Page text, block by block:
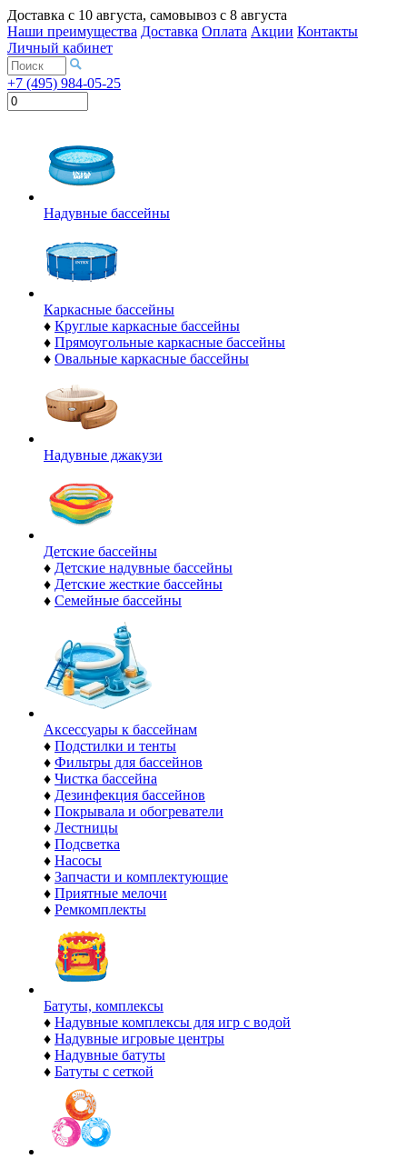
Доставка с 10 августа, самовывоз с 8 августа
Наши преимущества Доставка Оплата Акции Контакты
Личный кабинет
+7 (495) 984-05-25
Надувные бассейны
Каркасные бассейны
♦ Круглые каркасные бассейны
♦ Прямоугольные каркасные бассейны
♦ Овальные каркасные бассейны
Надувные джакузи
Детские бассейны
♦ Детские надувные бассейны
♦ Детские жесткие бассейны
♦ Семейные бассейны
Аксессуары к бассейнам
♦ Подстилки и тенты
♦ Фильтры для бассейнов
♦ Чистка бассейна
♦ Дезинфекция бассейнов
♦ Покрывала и обогреватели
♦ Лестницы
♦ Подсветка
♦ Насосы
♦ Запчасти и комплектующие
♦ Приятные мелочи
♦ Ремкомплекты
Батуты, комплексы
♦ Надувные комплексы для игр с водой
♦ Надувные игровые центры
♦ Надувные батуты
♦ Батуты с сеткой